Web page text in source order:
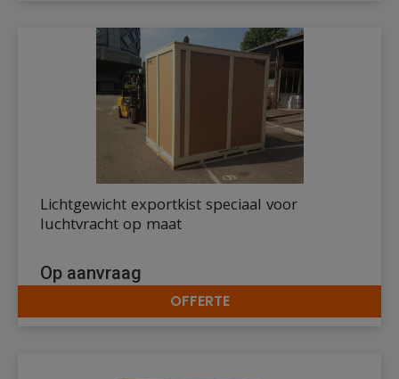
DETAILS
Lichtgewicht exportkist speciaal voor
luchtvracht op maat
Op aanvraag
OFFERTE